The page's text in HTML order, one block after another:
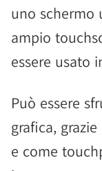
uno schermo
ampio
essere usato
Può essere
grafica,
e come